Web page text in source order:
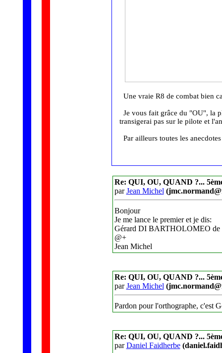
Une vraie R8 de combat bien
Je vous fait grâce du "OU", la
transigerai pas sur le pilote et
Par ailleurs toutes les
Re: QUI, OU, QUAND ?...
parJean Michel
Bonjour
Je me lance le premier et je dis:
Gérard DI BARTHOLOMEO de
@+
Jean Michel
Re: QUI, OU, QUAND ?...
parJean Michel
Pardon pour l'orthographe, c'est
Re: QUI, OU, QUAND ?...
parDaniel Faidherbe